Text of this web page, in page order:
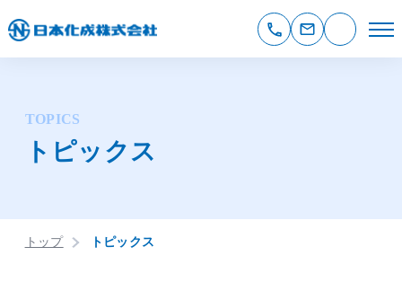
TOPICS
トピックス
トップ トピックス